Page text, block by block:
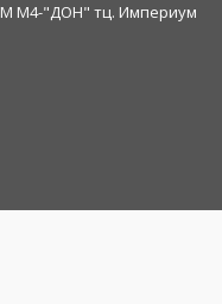
М М4-"ДОН" тц. Империум